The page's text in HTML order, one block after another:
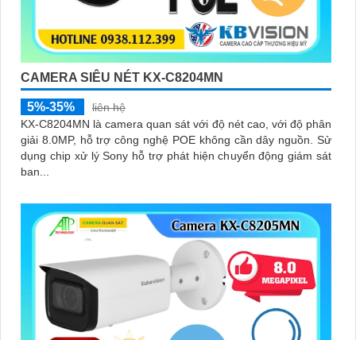
CAMERA SIÊU NÉT KX-C8204MN
5%-35%
liên hệ
KX-C8204MN là camera quan sát với độ nét cao, với độ phân
giải 8.0MP, hỗ trợ công nghệ POE không cần dây nguồn. Sử
dụng chip xử lý Sony hỗ trợ phát hiện chuyển động giám sát
ban...